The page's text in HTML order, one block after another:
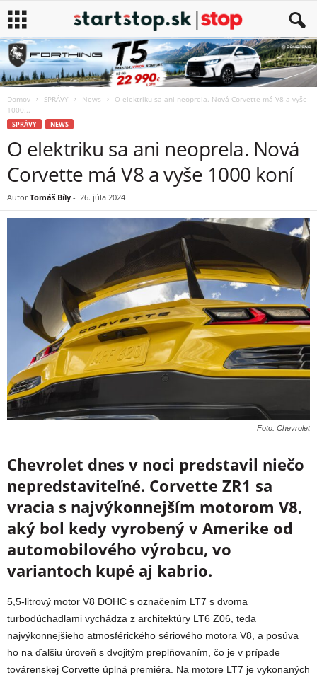
Domov SPRÁVY News
O elektriku sa ani neoprela. Nová Corvette má V8 a vyše
1000...
SPRÁVY NEWS
O elektriku sa ani neoprela. Nová
Corvette má V8 a vyše 1000 koní
Autor Tomáš Bíly - 26. júla 2024
Foto: Chevrolet
Chevrolet dnes v noci predstavil niečo
nepredstaviteľné. Corvette ZR1 sa
vracia s najvýkonnejším motorom V8,
aký bol kedy vyrobený v Amerike od
automobilového výrobcu, vo
variantoch kupé aj kabrio.
5,5-litrový motor V8 DOHC s označením LT7 s dvoma
turbodúchadlami vychádza z architektúry LT6 Z06, teda
najvýkonnejšieho atmosférického sériového motora V8, a posúva
ho na ďalšiu úroveň s dvojitým preplňovaním, čo je v prípade
továrenskej Corvette úplná premiéra. Na motore LT7 je vykonaných